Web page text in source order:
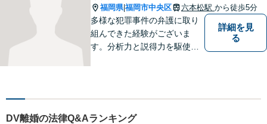
は、一応可能です
福岡県|福岡市中央区 六本松駅 から徒歩5分
多様な犯罪事件の弁護に取り
組んできた経験がございま
す。分析力と説得力を駆使
詳細を見
る
DV離婚の法律Q&Aランキング